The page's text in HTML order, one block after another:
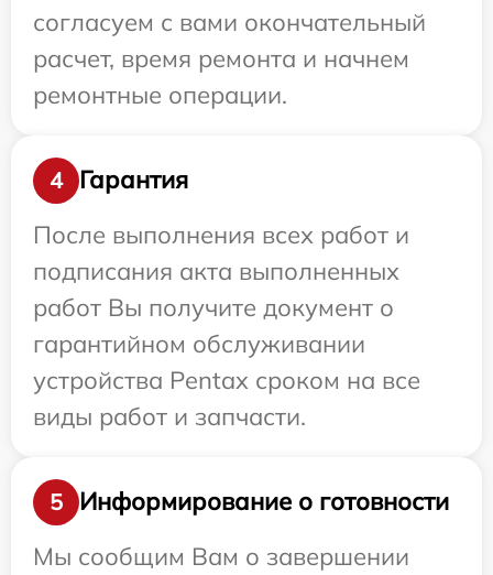
согласуем с вами окончательный
расчет, время ремонта и начнем
ремонтные операции.
4
Гарантия
После выполнения всех работ и
подписания акта выполненных
работ Вы получите документ о
гарантийном обслуживании
устройства Pentax сроком на все
виды работ и запчасти.
5
Информирование о готовности
Мы сообщим Вам о завершении